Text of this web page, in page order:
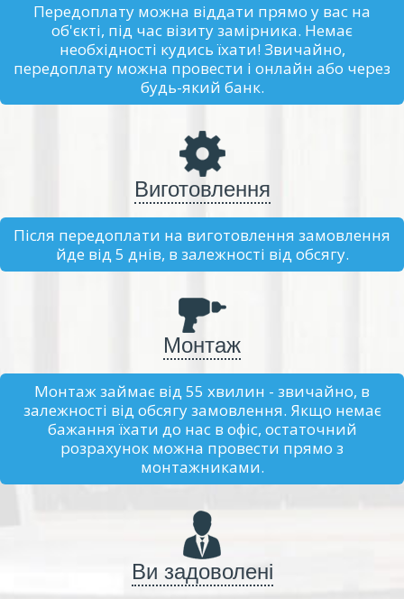
Передоплату можна віддати прямо у вас на
об'єкті, під час візиту замірника. Немає
необхідності кудись їхати! Звичайно,
передоплату можна провести і онлайн або через
будь-який банк.
Виготовлення
Після передоплати на виготовлення замовлення
йде від 5 днів, в залежності від обсягу.
Монтаж
Монтаж займає від 55 хвилин - звичайно, в
залежності від обсягу замовлення. Якщо немає
бажання їхати до нас в офіс, остаточний
розрахунок можна провести прямо з
монтажниками.
Ви задоволені